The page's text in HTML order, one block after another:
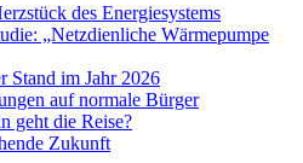
des Energiesystems
„Netzdienliche Wärmepumpe
Stand im Jahr 2026
auf normale Bürger
geht die Reise?
Zukunft